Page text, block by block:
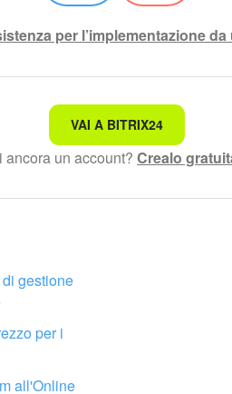
per l’implementazione
che sto cercando.
ho bisogno di maggiori
come funziona questo
VAI A BITRIX24
ancora un account? Crealo
gestione
per i
all'Online